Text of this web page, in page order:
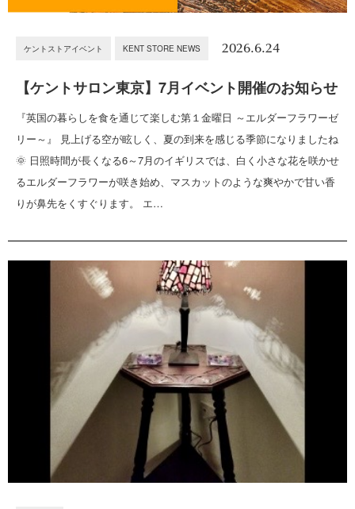
ケントストアイベント KENT STORE NEWS 2026.6.24
【ケントサロン東京】7月イベント開催のお知らせ
『英国の暮らしを食を通じて楽しむ第１金曜日 ～エルダーフラワーゼ
リー～』 見上げる空が眩しく、夏の到来を感じる季節になりましたね
🌞 日照時間が長くなる6～7月のイギリスでは、白く小さな花を咲かせ
るエルダーフラワーが咲き始め、マスカットのような爽やかで甘い香
りが鼻先をくすぐります。 エ…